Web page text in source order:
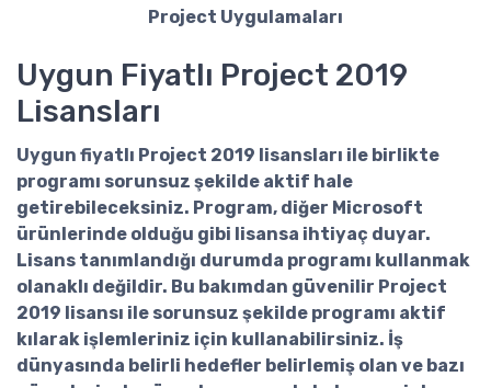
Project Uygulamaları
Uygun Fiyatlı Project 2019
Lisansları
Uygun fiyatlı Project 2019 lisansları ile birlikte
programı sorunsuz şekilde aktif hale
getirebileceksiniz. Program, diğer Microsoft
ürünlerinde olduğu gibi lisansa ihtiyaç duyar.
Lisans tanımlandığı durumda programı kullanmak
olanaklı değildir. Bu bakımdan güvenilir Project
2019 lisansı ile sorunsuz şekilde programı aktif
kılarak işlemleriniz için kullanabilirsiniz. İş
dünyasında belirli hedefler belirlemiş olan ve bazı